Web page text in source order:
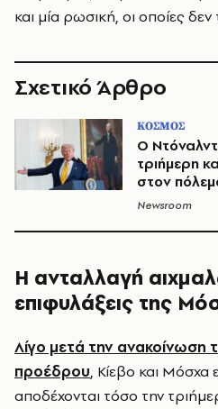
και μία ρωσική, οι οποίες
Σχετικό Άρθρο
ΚΟΣΜΟΣ
Ο
τριήμερη
στον
Newsroom
Η ανταλλαγή
επιφυλάξεις της
Λίγο μετά την ανακοίνωση
προέδρου, Κίεβο και Μόσχα
αποδέχονται τόσο την